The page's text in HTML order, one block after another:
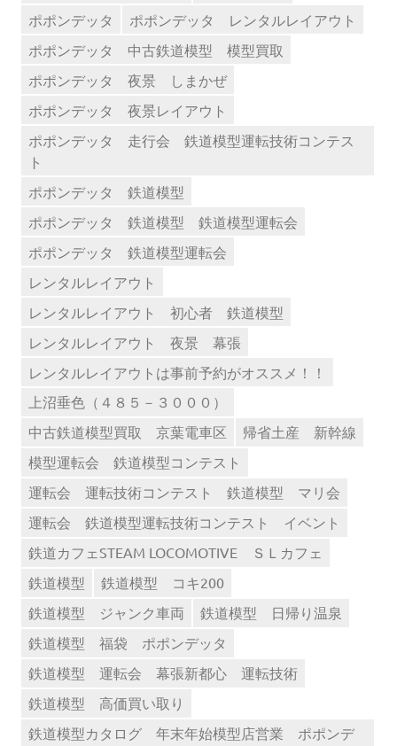
ポポンデッタ
ポポンデッタ レンタルレイアウト
ポポンデッタ 中古鉄道模型 模型買取
ポポンデッタ 夜景 しまかぜ
ポポンデッタ 夜景レイアウト
ポポンデッタ 走行会 鉄道模型運転技術コンテス
ト
ポポンデッタ 鉄道模型
ポポンデッタ 鉄道模型 鉄道模型運転会
ポポンデッタ 鉄道模型運転会
レンタルレイアウト
レンタルレイアウト 初心者 鉄道模型
レンタルレイアウト 夜景 幕張
レンタルレイアウトは事前予約がオススメ！！
上沼垂色（４８５－３０００）
中古鉄道模型買取 京葉電車区
帰省土産 新幹線
模型運転会 鉄道模型コンテスト
運転会 運転技術コンテスト 鉄道模型 マリ会
運転会 鉄道模型運転技術コンテスト イベント
鉄道カフェSTEAM LOCOMOTIVE ＳＬカフェ
鉄道模型
鉄道模型 コキ200
鉄道模型 ジャンク車両
鉄道模型 日帰り温泉
鉄道模型 福袋 ポポンデッタ
鉄道模型 運転会 幕張新都心 運転技術
鉄道模型 高価買い取り
鉄道模型カタログ 年末年始模型店営業 ポポンデ